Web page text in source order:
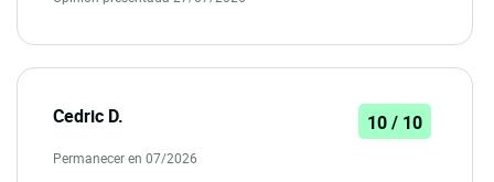
Cedric D. 10 / 10
Permanecer en 07/2026